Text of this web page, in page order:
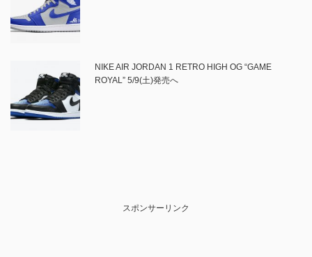
NIKE AIR JORDAN 1 RETRO HIGH OG “GAME
ROYAL” 5/9(土)発売へ
スポンサーリンク